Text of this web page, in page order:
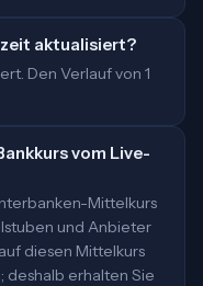
aktualisiert?
Den Verlauf von 1
vom Live-
Mittelkurs
und Anbieter
diesen Mittelkurs
deshalb erhalten Sie